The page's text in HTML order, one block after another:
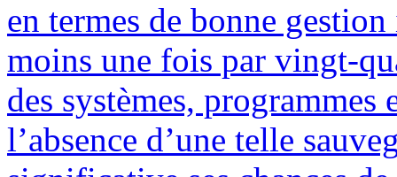
en termes de bonne
moins une fois par vingt-
des systèmes,
l’absence d’une telle